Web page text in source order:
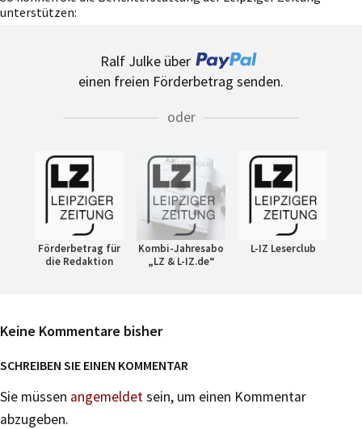
unterstützen:
Ralf Julke über
einen freien Förderbetrag senden.
oder
Förderbetrag für
die Redaktion
Kombi-Jahresabo
„LZ & L-IZ.de“
L-IZ Leserclub
Keine Kommentare bisher
SCHREIBEN SIE EINEN KOMMENTAR
Sie müssen angemeldetsein, um einen Kommentar
abzugeben.